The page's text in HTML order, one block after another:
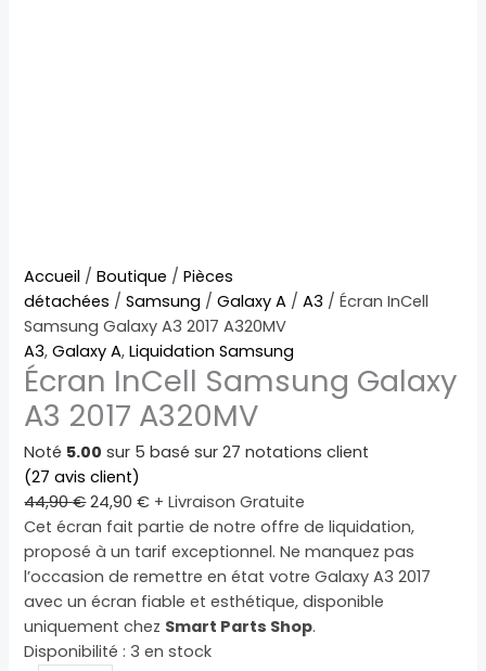
Accueil /Boutique /Pièces
détachées /Samsung /Galaxy A /A3 / Écran InCell
Samsung Galaxy A3 2017 A320MV
A3,Galaxy A,Liquidation Samsung
Écran InCell Samsung Galaxy
A3 2017 A320MV
Noté 5.00 sur 5 basé sur27 notations client
(27 avis client)
44,90€
Le
prix
initial
était :
44,90 €.
24,90€
Le
prix
actuel
est :
24,90 €.
+ Livraison Gratuite
Cet écran fait partie de notre offre de liquidation,
proposé à un tarif exceptionnel. Ne manquez pas
l’occasion de remettre en état votre Galaxy A3 2017
avec un écran fiable et esthétique, disponible
uniquement chez Smart Parts Shop.
Disponibilité : 3 en stock
quantité
de
Écran
InCell
Samsung
Galaxy
A3
2017
A320MV